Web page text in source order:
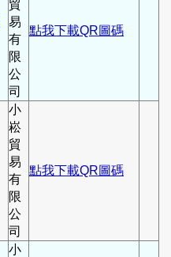
貿
易
有
限
公
司
點我下載QR圖碼
小
崧
貿
易
有
限
公
司
點我下載QR圖碼
小